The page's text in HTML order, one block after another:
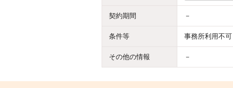
契約期間 －
条件等 事務所利用不可
その他の情報 －